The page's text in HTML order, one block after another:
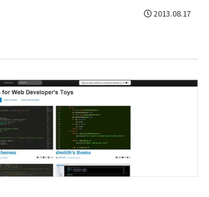
2013.08.17